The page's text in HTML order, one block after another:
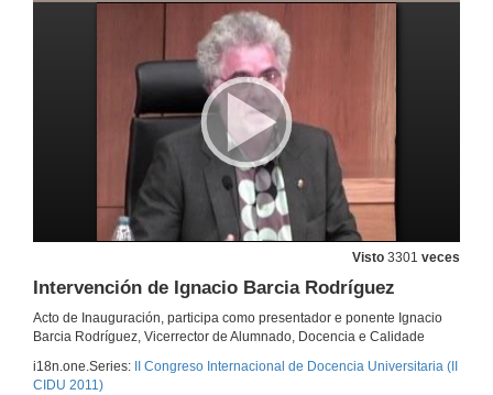
Visto 3301 veces
Intervención de Ignacio Barcia Rodríguez
Acto de Inauguración, participa como presentador e ponente Ignacio
Barcia Rodríguez, Vicerrector de Alumnado, Docencia e Calidade
i18n.one.Series:
II Congreso Internacional de Docencia Universitaria (II
CIDU 2011)